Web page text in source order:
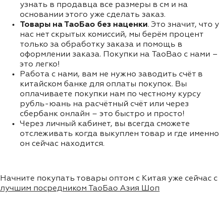
узнать в продавца все размеры в см и на
основании этого уже сделать заказ.
Товары на ТаоБао без наценки. Это значит, что у
нас нет скрытых комиссий, мы берём процент
только за обработку заказа и помощь в
оформлении заказа. Покупки на TaoBao с нами –
это легко!
Работа с нами, вам не нужно заводить счёт в
китайском банке для оплаты покупок. Вы
оплачиваете покупки нам по честному курсу
рубль-юань на расчётный счёт или через
сбербанк онлайн – это быстро и просто!
Через личный кабинет, вы всегда сможете
отслеживать когда выкуплен товар и где именно
он сейчас находится.
Начните покупать товары оптом с Китая уже сейчас с
лучшим посредником ТаоБао Азия Шоп